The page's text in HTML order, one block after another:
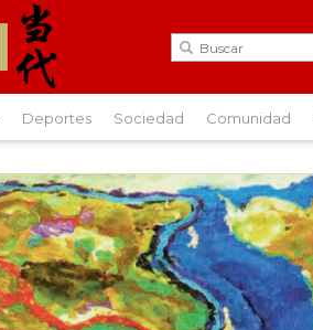
Deportes Sociedad Comunidad